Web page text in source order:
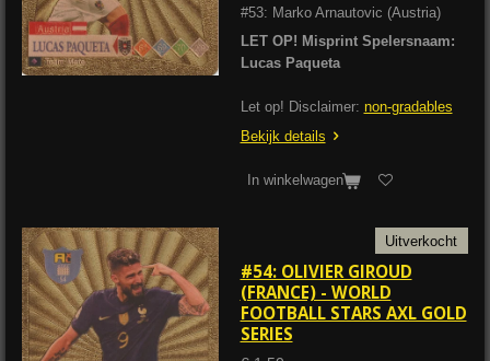
#53: Marko Arnautovic (Austria)
LET OP! Misprint Spelersnaam:
Lucas Paqueta
Let op! Disclaimer: non-gradables
Bekijk details
In winkelwagen
Uitverkocht
#54: OLIVIER GIROUD
(FRANCE) - WORLD
FOOTBALL STARS AXL GOLD
SERIES